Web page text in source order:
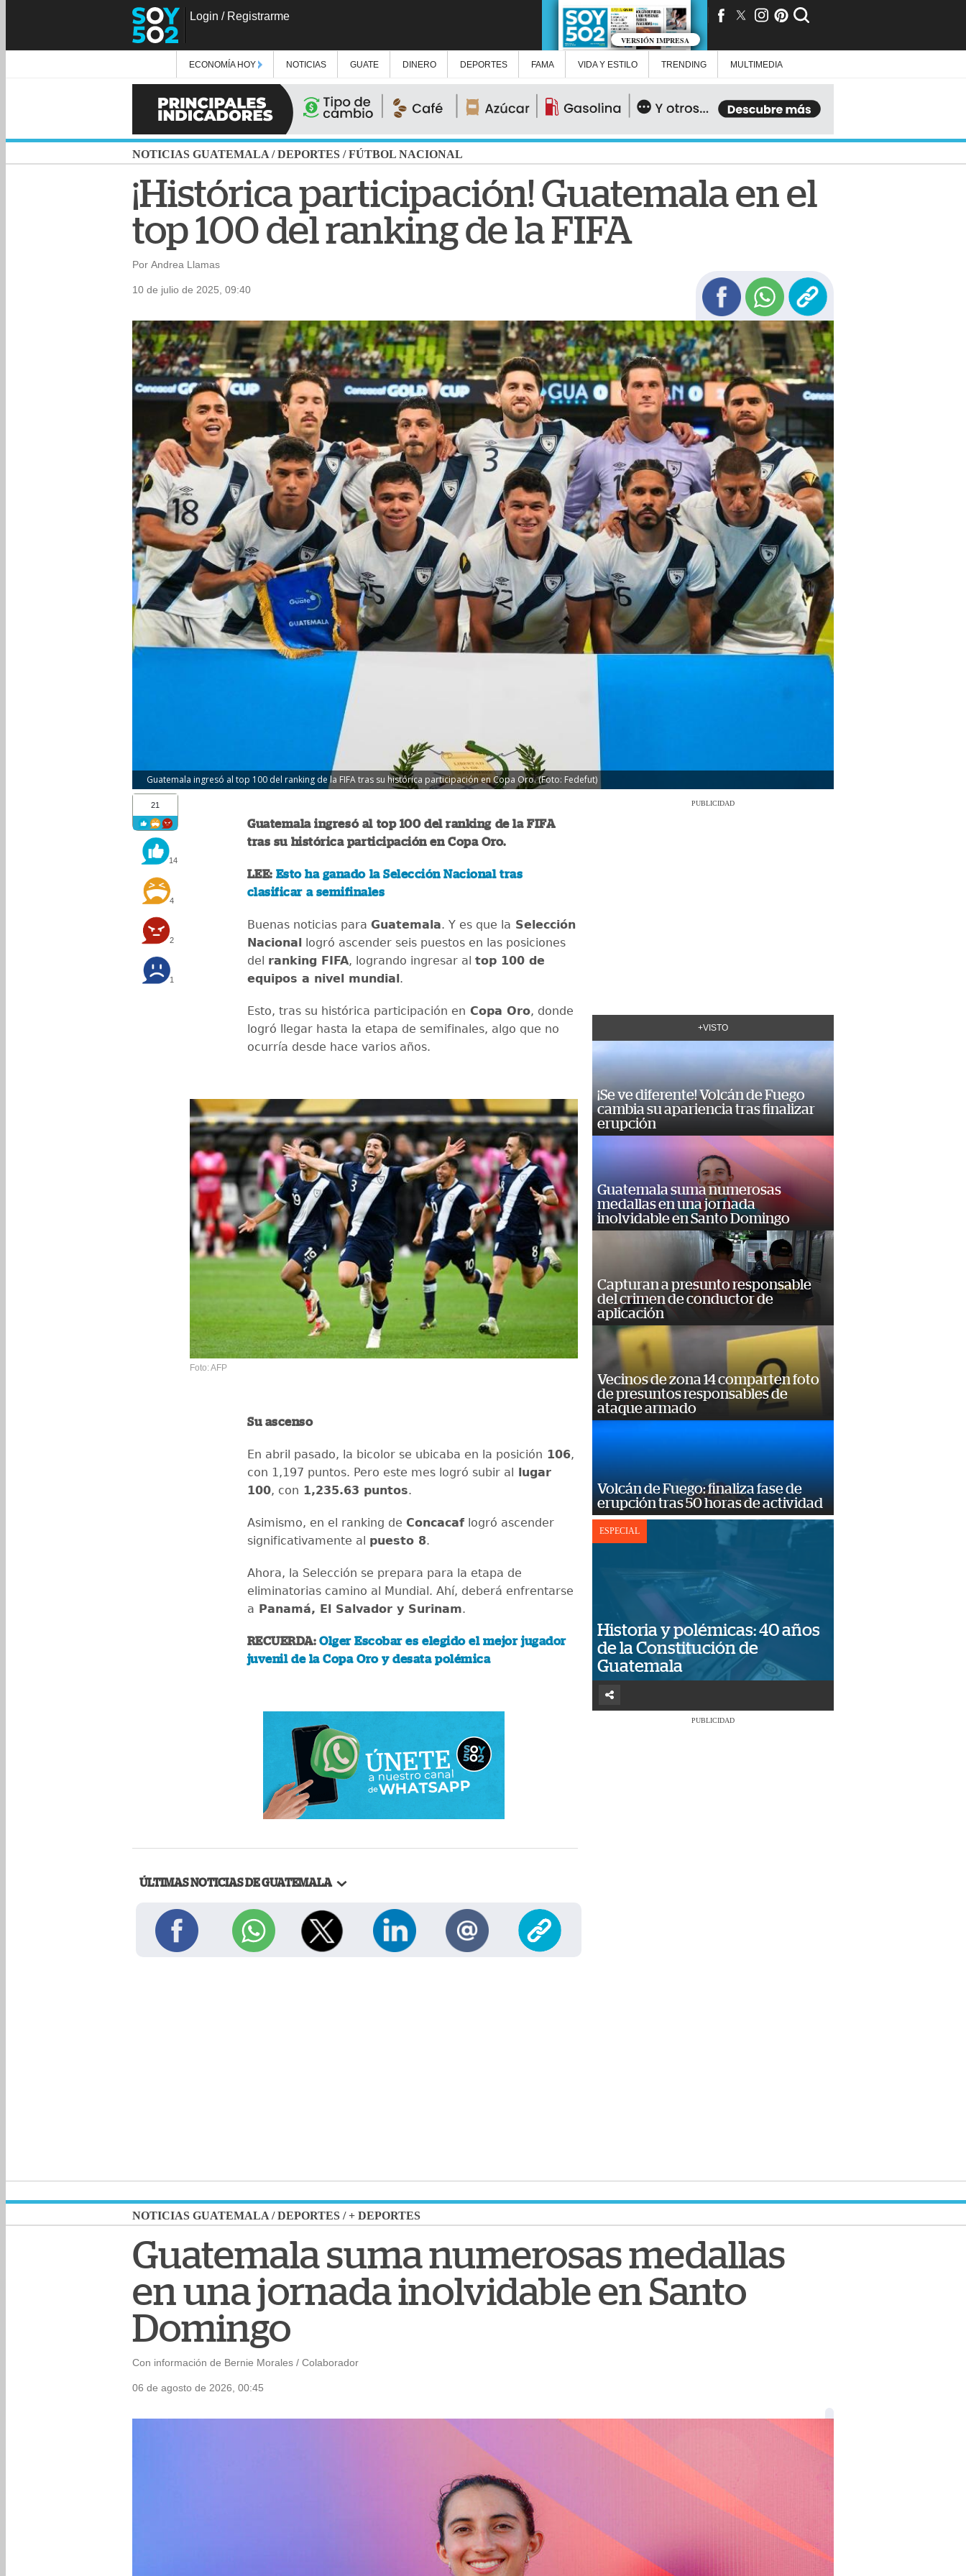
Login / Registrarme
VERSIÓN IMPRESA
ECONOMÍA HOY NOTICIAS GUATE DINERO DEPORTES FAMA VIDA Y ESTILO TRENDING MULTIMEDIA
NOTICIAS GUATEMALA /DEPORTES /FÚTBOL NACIONAL
¡Histórica participación! Guatemala en el
top 100 del ranking de la FIFA
Por Andrea Llamas
10 de julio de 2025, 09:40
Guatemala ingresó al top 100 del ranking de la FIFA tras su histórica participación en Copa Oro. (Foto: Fedefut)
21
14
4
2
1
Guatemala ingresó al top 100 del ranking de la FIFA
tras su histórica participación en Copa Oro.
LEE: Esto ha ganado la Selección Nacional tras
clasificar a semifinales
Buenas noticias para Guatemala. Y es que la Selección
Nacional logró ascender seis puestos en las posiciones
del ranking FIFA, logrando ingresar al top 100 de
equipos a nivel mundial.
Esto, tras su histórica participación en Copa Oro, donde
logró llegar hasta la etapa de semifinales, algo que no
ocurría desde hace varios años.
Foto: AFP
Su ascenso
En abril pasado, la bicolor se ubicaba en la posición 106,
con 1,197 puntos. Pero este mes logró subir al lugar
100, con 1,235.63 puntos.
Asimismo, en el ranking de Concacaf logró ascender
significativamente al puesto 8.
Ahora, la Selección se prepara para la etapa de
eliminatorias camino al Mundial. Ahí, deberá enfrentarse
a Panamá, El Salvador y Surinam.
RECUERDA:Olger Escobar es elegido el mejor jugador
juvenil de la Copa Oro y desata polémica
ÚLTIMAS NOTICIAS DE GUATEMALA
PUBLICIDAD
+VISTO
¡Se ve diferente! Volcán de Fuego
cambia su apariencia tras finalizar
erupción
Guatemala suma numerosas
medallas en una jornada
inolvidable en Santo Domingo
Capturan a presunto responsable
del crimen de conductor de
aplicación
Vecinos de zona 14 comparten foto
de presuntos responsables de
ataque armado
Volcán de Fuego: finaliza fase de
erupción tras 50 horas de actividad
ESPECIAL
Historia y polémicas: 40 años
de la Constitución de
Guatemala
PUBLICIDAD
NOTICIAS GUATEMALA /DEPORTES /+ DEPORTES
Guatemala suma numerosas medallas
en una jornada inolvidable en Santo
Domingo
Con información de Bernie Morales / Colaborador
06 de agosto de 2026, 00:45